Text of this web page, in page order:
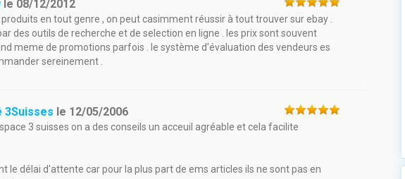
le 08/12/2012
en tout genre , on peut casimment réussir à tout trouver sur ebay .
des outils de recherche et de selection en ligne . les prix sont souvent
meme de promotions parfois . le système d'évaluation des vendeurs es
sereinement .
3Suisses le 12/05/2006
3 suisses on a des conseils un acceuil agréable et cela facilite
le délai d'attente car pour la plus part de ems articles ils ne sont pas en